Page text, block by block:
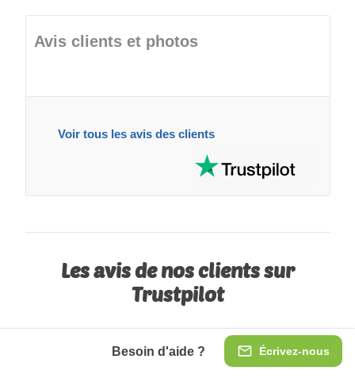
Avis clients et photos
Voir tous les avis des clients
Écrivez-nous
Besoin d'aide ?
Les avis de nos clients sur
Trustpilot